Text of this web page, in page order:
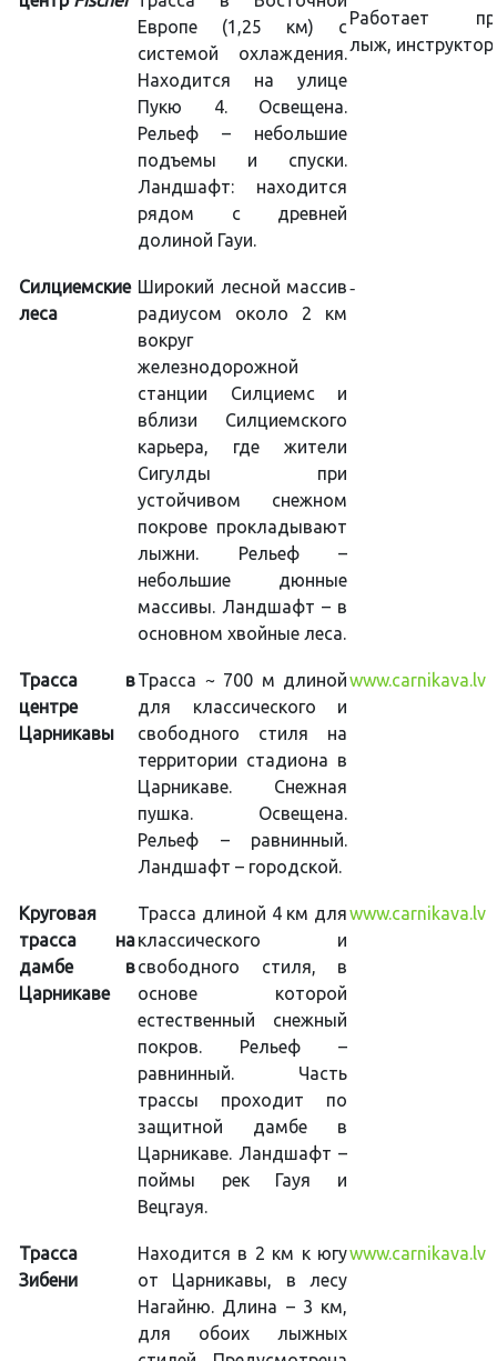
Европе (1,25 км) с
системой охлаждения.
Находится на улице
Пукю 4. Освещена.
Рельеф – небольшие
подъемы и спуски.
Ландшафт: находится
рядом с древней
долиной Гауи.
Работает
лыж,
Силциемские
леса
Широкий лесной массив
радиусом около 2 км
вокруг
железнодорожной
станции Силциемс и
вблизи Силциемского
карьера, где жители
Сигулды при
устойчивом снежном
покрове прокладывают
лыжни. Рельеф –
небольшие дюнные
массивы. Ландшафт – в
основном хвойные леса.
-
Трасса в
центре
Царникавы
Трасса ~ 700 м длиной
для классического и
свободного стиля на
территории стадиона в
Царникаве. Снежная
пушка. Освещена.
Рельеф – равнинный.
Ландшафт – городской.
www.carnikava.lv
Круговая
трасса на
дамбе в
Царникаве
Трасса длиной 4 км для
классического и
свободного стиля, в
основе которой
естественный снежный
покров. Рельеф –
равнинный. Часть
трассы проходит по
защитной дамбе в
Царникаве. Ландшафт –
поймы рек Гауя и
Вецгауя.
www.carnikava.lv
Трасса
Зибени
Находится в 2 км к югу
от Царникавы, в лесу
Нагайню. Длина – 3 км,
для обоих лыжных
www.carnikava.lv